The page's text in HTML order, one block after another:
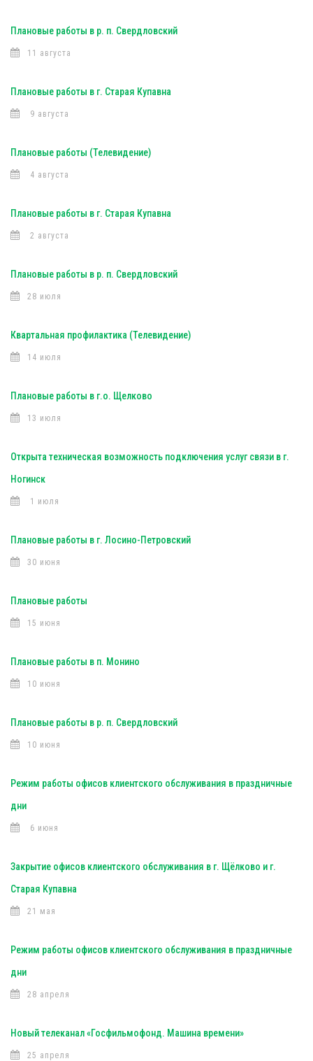
Плановые работы в р. п. Свердловский
11 августа
Плановые работы в г. Старая Купавна
9 августа
Плановые работы (Телевидение)
4 августа
Плановые работы в г. Старая Купавна
2 августа
Плановые работы в р. п. Свердловский
28 июля
Квартальная профилактика (Телевидение)
14 июля
Плановые работы в г.о. Щелково
13 июля
Открыта техническая возможность подключения услуг связи в г.
Ногинск
1 июля
Плановые работы в г. Лосино-Петровский
30 июня
Плановые работы
15 июня
Плановые работы в п. Монино
10 июня
Плановые работы в р. п. Свердловский
10 июня
Режим работы офисов клиентского обслуживания в праздничные
дни
6 июня
Закрытие офисов клиентского обслуживания в г. Щёлково и г.
Старая Купавна
21 мая
Режим работы офисов клиентского обслуживания в праздничные
дни
28 апреля
Новый телеканал «Госфильмофонд. Машина времени»
25 апреля